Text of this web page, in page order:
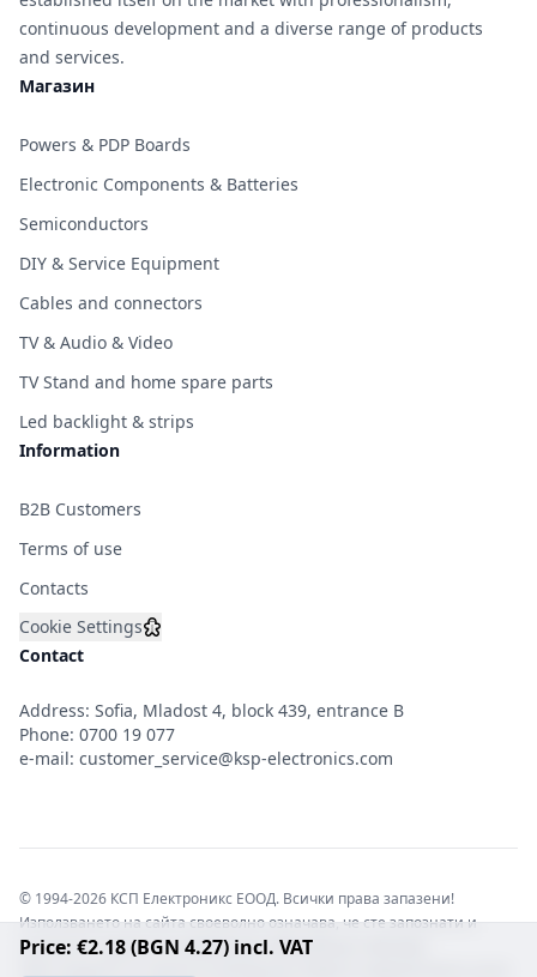
Price: €2.18 (BGN 4.27) incl. VAT
continuous development and a diverse range of products
and services.
Магазин
Powers & PDP Boards
Electronic Components & Batteries
Semiconductors
DIY & Service Equipment
Cables and connectors
TV & Audio & Video
TV Stand and home spare parts
Led backlight & strips
Information
B2B Customers
Terms of use
Contacts
Cookie Settings
Contact
Address: Sofia, Mladost 4, block 439, entrance B
Phone: 0700 19 077
e-mail: customer_service@ksp-electronics.com
© 1994-2026 КСП Електроникс ЕООД. Всички права запазени!
Използването на сайта своеволно означава, че сте запознати и
съгласни с правната информация обвързваща софтуера.